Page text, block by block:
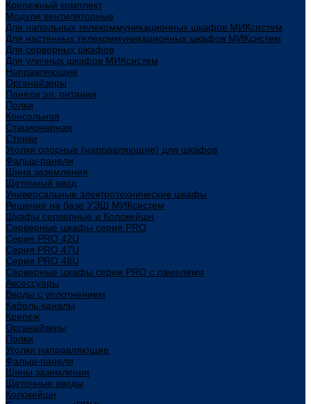
Крепежный комплект
Модули вентиляторные
Для напольных телекоммуникационных шкафов МИКсистем
Для настенных телекоммуникационных шкафов МИКсистем
Для серверных шкафов
Для уличных шкафов МИКсистем
Направляющие
Органайзеры
Панели эл. питания
Полки
Консольная
Стационарная
Стенки
Уголки опорные (направляющие) для шкафов
Фальш-панели
Шина заземления
Щеточный ввод
Универсальные электротехнические шкафы
Решения на базе УЭШ МИКсистем
Шкафы серверные и Колокейшн
Серверные шкафы серия PRO
Серия PRO 42U
Серия PRO 47U
Серия PRO 48U
Серверные шкафы серии PRO с ламелями
Аксессуары
Вводы с уплотнением
Кабель-каналы
Крепеж
Органайзеры
Полки
Уголки направляющие
Фальш-панели
Шины заземления
Щеточные вводы
Колокейшн